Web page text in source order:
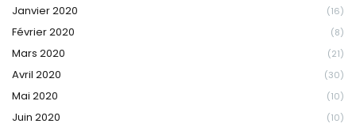
Janvier 2020 (16)
Février 2020 (8)
Mars 2020 (21)
Avril 2020 (30)
Mai 2020 (10)
Juin 2020 (10)